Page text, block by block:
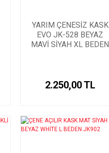
YARIM ÇENESİZ KASK
EVO JK-528 BEYAZ
MAVİ SİYAH XL BEDEN
2.250,00 TL